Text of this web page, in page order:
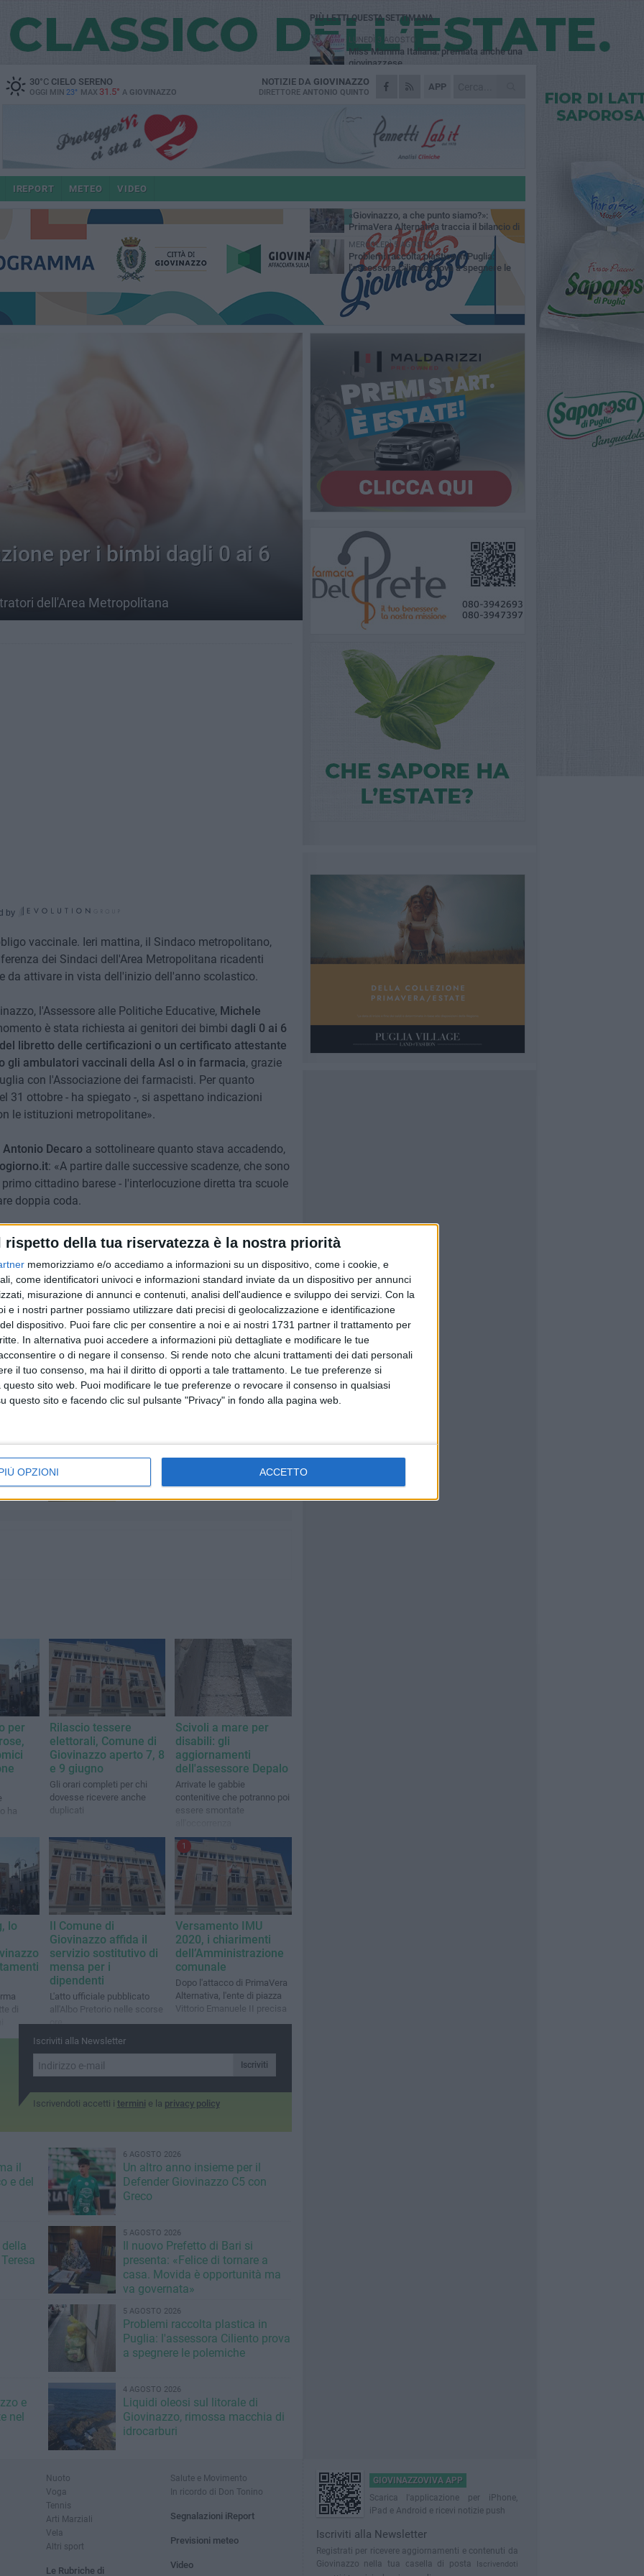
rispetto della tua riservatezza è la nostra priorità
memorizziamo e/o accediamo a informazioni su un dispositivo, come i cookie, e
come identificatori univoci e informazioni standard inviate da un dispositivo per annunci
misurazione di annunci e contenuti, analisi dell'audience e sviluppo dei servizi. Con la
e i nostri partner possiamo utilizzare dati precisi di geolocalizzazione e identificazione
dispositivo. Puoi fare clic per consentire a noi e ai nostri 1731 partner il trattamento per
In alternativa puoi accedere a informazioni più dettagliate e modificare le tue
o di negare il consenso. Si rende noto che alcuni trattamenti dei dati personali
il tuo consenso, ma hai il diritto di opporti a tale trattamento. Le tue preferenze si
sito web. Puoi modificare le tue preferenze o revocare il consenso in qualsiasi
questo sito e facendo clic sul pulsante "Privacy" in fondo alla pagina web.
OPZIONI ACCETTO
30°CCIELO SERENO
OGGI MIN 23° MAX 31.5° A GIOVINAZZO
APP
NOTIZIE DA GIOVINAZZO
DIRETTORE ANTONIO QUINTO
IREPORT METEO VIDEO
per i bimbi dagli 0 ai 6
dell'Area Metropolitana
by
vaccinale. Ieri mattina, il Sindaco metropolitano,
dei Sindaci dell'Area Metropolitana ricadenti
da attivare in vista dell'inizio dell'anno scolastico.
l'Assessore alle Politiche Educative, Michele
è stata richiesta ai genitori dei bimbi dagli 0 ai 6
libretto delle certificazioni o un certificato attestante
gli ambulatori vaccinali della Asl o in farmacia, grazie
con l'Associazione dei farmacisti. Per quanto
31 ottobre - ha spiegato -, si aspettano indicazioni
le istituzioni metropolitane».
Antonio Decaroa sottolineare quanto stava accadendo,
: «A partire dalle successive scadenze, che sono
cittadino barese - l'interlocuzione diretta tra scuole
doppia coda.
per quanti hanno prenotato la vaccinazione e sono in
caso - ha ulteriormente chiarito Decaro -basta
è stata prenotata la vaccinazionee sarà poi cura dell'Asl
con la trasmissione diretta».
- ha detto, sempre alla GDM,Vito Montanaro,
notato grande afflusso o disagio e, con le
il percorso da seguire, mentre noi stiamo
presso i punti vaccinali».
aggiornamenti del sindaco di
Giovinazzo - FOTO
per
ha
Rilascio tessere
elettorali, Comune di
Giovinazzo aperto 7, 8
e 9 giugno
Gli orari completi per chi
dovesse ricevere anche
duplicati
Scivoli a mare per
disabili: gli
aggiornamenti
dell'assessore Depalo
Arrivate le gabbie
contenitive che potranno poi
essere smontate
lo
di
Il Comune di
Giovinazzo affida il
servizio sostitutivo di
mensa per i
dipendenti
L'atto ufficiale pubblicato
all'Albo Pretorio nelle scorse
ore
1
Versamento IMU
2020, i chiarimenti
dell’Amministrazione
comunale
Dopo l'attacco di PrimaVera
Alternativa, l'ente di piazza
Vittorio Emanuele II precisa
Iscriviti alla Newsletter
Iscriviti
Iscrivendoti accetti i termini e la privacy policy
il
e del
6 AGOSTO 2026
Un altro anno insieme per il
Defender Giovinazzo C5 con
Greco
5 AGOSTO 2026
Il nuovo Prefetto di Bari si
presenta: «Felice di tornare a
casa. Movida è opportunità ma
va governata»
5 AGOSTO 2026
Problemi raccolta plastica in
Puglia: l'assessora Ciliento prova
a spegnere le polemiche
e
nel
4 AGOSTO 2026
Liquidi oleosi sul litorale di
Giovinazzo, rimossa macchia di
idrocarburi
PIÙ LETTI QUESTA SETTIMANA
LUNEDÌ 3 AGOSTO
Miss Mamma Italiana: premiata anche una
giovinazzese
MARTEDÌ 4 AGOSTO
Liquidi oleosi sul litorale di Giovinazzo,
VENERDÌ 31 LUGLIO
Al via domani "Notti di Stelle 2026": tra il
mito di Mina, la comicità di Uccio De Santis
e il ritmo del Salento
VENERDÌ 31 LUGLIO
"Officina Handmade", a Giovinazzo apre la
LUNEDÌ 3 AGOSTO
«Giovinazzo, a che punto siamo?»:
PrimaVera Alternativa traccia il bilancio di
4 anni di Sollecito
MERCOLEDÌ 5 AGOSTO
Problemi raccolta plastica in Puglia:
l'assessora Ciliento prova a spegnere le
polemiche
Nuoto
Voga
Tennis
Arti Marziali
Vela
Altri sport
Le Rubriche di
Salute e Movimento
In ricordo di Don Tonino
Segnalazioni iReport
Previsioni meteo
Video
GIOVINAZZOVIVA APP
Scarica l'applicazione per iPhone,
iPad e Android e ricevi notizie push
Iscriviti alla Newsletter
Registrati per ricevere aggiornamenti e contenuti da
Giovinazzo nella tua casella di posta
Iscrivendoti